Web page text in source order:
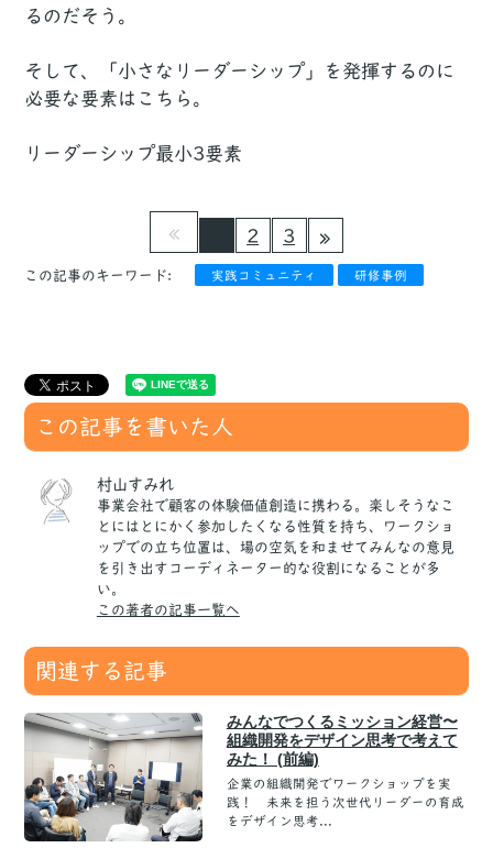
るのだそう。
そして、「小さなリーダーシップ」を発揮するのに
必要な要素はこちら。
リーダーシップ最小3要素
2 3
この記事のキーワード: 実践コミュニティ 研修事例
この記事を書いた人
村山すみれ
事業会社で顧客の体験価値創造に携わる。楽しそうなこ
とにはとにかく参加したくなる性質を持ち、ワークショ
ップでの立ち位置は、場の空気を和ませてみんなの意見
を引き出すコーディネーター的な役割になることが多
い。
この著者の記事一覧へ
関連する記事
みんなでつくるミッション経営〜
組織開発をデザイン思考で考えて
みた！ (前編)
企業の組織開発でワークショップを実
践！ 未来を担う次世代リーダーの育成
をデザイン思考...